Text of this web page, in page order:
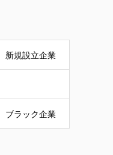
新規設立企業
ブラック企業